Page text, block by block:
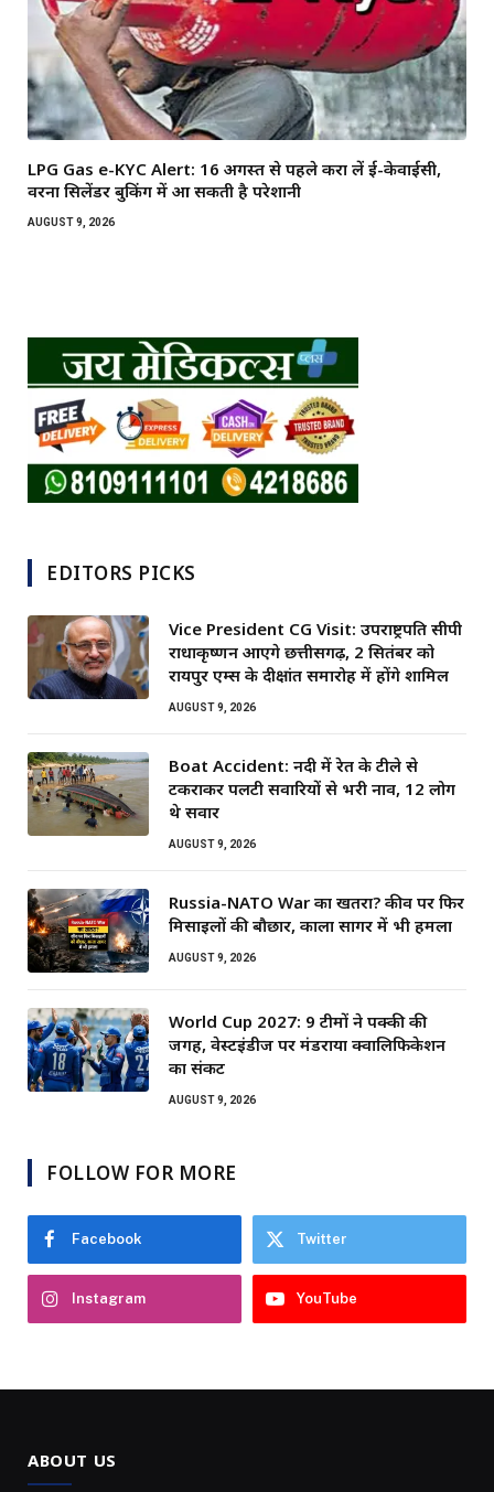
LPG Gas e-KYC Alert: 16 अगस्त से पहले करा लें ई-केवाईसी,
वरना सिलेंडर बुकिंग में आ सकती है परेशानी
AUGUST 9, 2026
EDITORS PICKS
Vice President CG Visit: उपराष्ट्रपति सीपी
राधाकृष्णन आएंगे छत्तीसगढ़, 2 सितंबर को
रायपुर एम्स के दीक्षांत समारोह में होंगे शामिल
AUGUST 9, 2026
Boat Accident: नदी में रेत के टीले से
टकराकर पलटी सवारियों से भरी नाव, 12 लोग
थे सवार
AUGUST 9, 2026
Russia-NATO War का खतरा? कीव पर फिर
मिसाइलों की बौछार, काला सागर में भी हमला
AUGUST 9, 2026
World Cup 2027: 9 टीमों ने पक्की की
जगह, वेस्टइंडीज पर मंडराया क्वालिफिकेशन
का संकट
AUGUST 9, 2026
FOLLOW FOR MORE
Facebook Twitter
Instagram YouTube
ABOUT US